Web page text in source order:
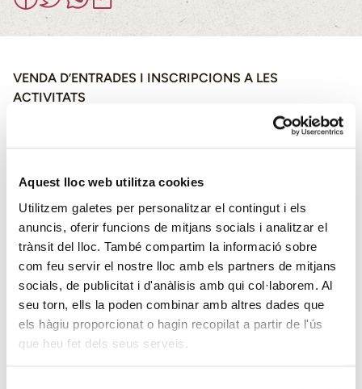
Aquest lloc web utilitza cookies
Utilitzem galetes per personalitzar el contingut i els
anuncis, oferir funcions de mitjans socials i analitzar el
trànsit del lloc. També compartim la informació sobre
com feu servir el nostre lloc amb els partners de mitjans
socials, de publicitat i d'anàlisis amb qui col·laborem. Al
seu torn, ells la poden combinar amb altres dades que
els hàgiu proporcionat o hagin recopilat a partir de l'ús
que heu fet dels seus serveis.
VENDA D’ENTRADES I INSCRIPCIONS A LES
ACTIVITATS
A partir del 25 d’agost a l’Oficina de Turisme d’Alella i per
De dimarts a dijous i diumenge, de 10 a 14.30 h
Divendres i dissabte, de 10 a 14.30 h i de 15.30 a 17.30
h
Dilluns tancat, excepte dilluns dia 11 de setembre
Horari extraordinari
Del 8 a al 10 de setembre, de 10 a 14.30 h i de 17 a 21
h